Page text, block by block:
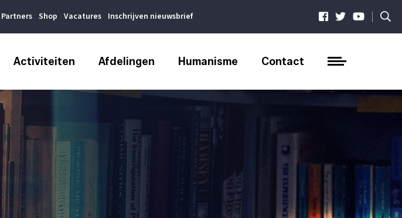
Partners Shop Vacatures Inschrijven nieuwsbrief |
Activiteiten Afdelingen Humanisme Contact